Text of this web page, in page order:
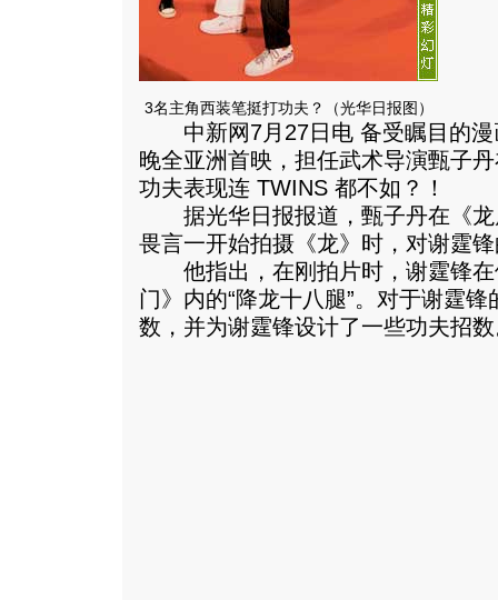
3名主角西装笔挺打功夫？（光华日报图）
中新网7月27日电 备受瞩目的漫
晚全亚洲首映，担任武术导演甄子
功夫表现连 TWINS 都不如？！
据光华日报报道，甄子丹在《龙
畏言一开始拍摄《龙》时，对谢霆
他指出，在刚拍片时，谢霆锋在
门》内的“降龙十八腿”。对于谢霆
数，并为谢霆锋设计了一些功夫招